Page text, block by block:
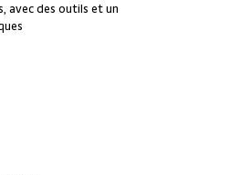
avec des outils et un